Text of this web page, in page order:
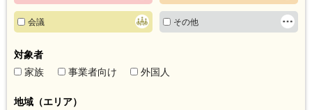
会議 その他
対象者
家族
事業者向け 外国人
地域（エリア）